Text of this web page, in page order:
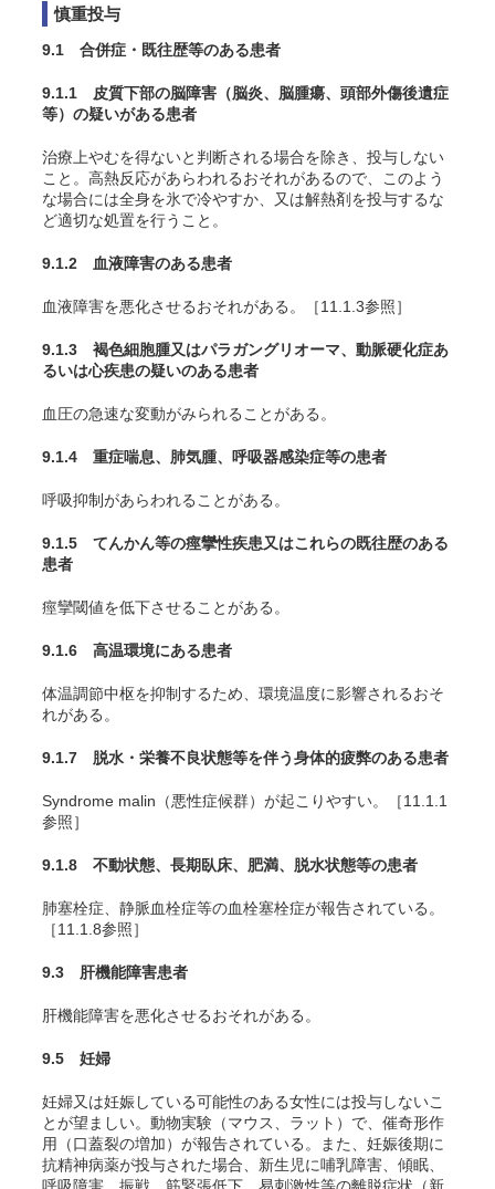
慎重投与
9.1 合併症・既往歴等のある患者
9.1.1 皮質下部の脳障害（脳炎、脳腫瘍、頭部外傷後遺症
等）の疑いがある患者
治療上やむを得ないと判断される場合を除き、投与しない
こと。高熱反応があらわれるおそれがあるので、このよう
な場合には全身を氷で冷やすか、又は解熱剤を投与するな
ど適切な処置を行うこと。
9.1.2 血液障害のある患者
血液障害を悪化させるおそれがある。［11.1.3参照］
9.1.3 褐色細胞腫又はパラガングリオーマ、動脈硬化症あ
るいは心疾患の疑いのある患者
血圧の急速な変動がみられることがある。
9.1.4 重症喘息、肺気腫、呼吸器感染症等の患者
呼吸抑制があらわれることがある。
9.1.5 てんかん等の痙攣性疾患又はこれらの既往歴のある
患者
痙攣閾値を低下させることがある。
9.1.6 高温環境にある患者
体温調節中枢を抑制するため、環境温度に影響されるおそ
れがある。
9.1.7 脱水・栄養不良状態等を伴う身体的疲弊のある患者
Syndrome malin（悪性症候群）が起こりやすい。［11.1.1
参照］
9.1.8 不動状態、長期臥床、肥満、脱水状態等の患者
肺塞栓症、静脈血栓症等の血栓塞栓症が報告されている。
［11.1.8参照］
9.3 肝機能障害患者
肝機能障害を悪化させるおそれがある。
9.5 妊婦
妊婦又は妊娠している可能性のある女性には投与しないこ
とが望ましい。動物実験（マウス、ラット）で、催奇形作
用（口蓋裂の増加）が報告されている 。また、妊娠後期に
抗精神病薬が投与された場合、新生児に哺乳障害、傾眠、